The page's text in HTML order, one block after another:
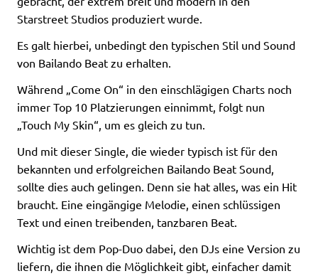
Starstreet Studios produziert wurde.
Es galt hierbei, unbedingt den typischen Stil und Sound
von Bailando Beat zu erhalten.
Während „Come On“ in den einschlägigen Charts noch
immer Top 10 Platzierungen einnimmt, folgt nun
„Touch My Skin“, um es gleich zu tun.
Und mit dieser Single, die wieder typisch ist für den
bekannten und erfolgreichen Bailando Beat Sound,
sollte dies auch gelingen. Denn sie hat alles, was ein Hit
braucht. Eine eingängige Melodie, einen schlüssigen
Text und einen treibenden, tanzbaren Beat.
Wichtig ist dem Pop-Duo dabei, den DJs eine Version zu
liefern, die ihnen die Möglichkeit gibt, einfacher damit